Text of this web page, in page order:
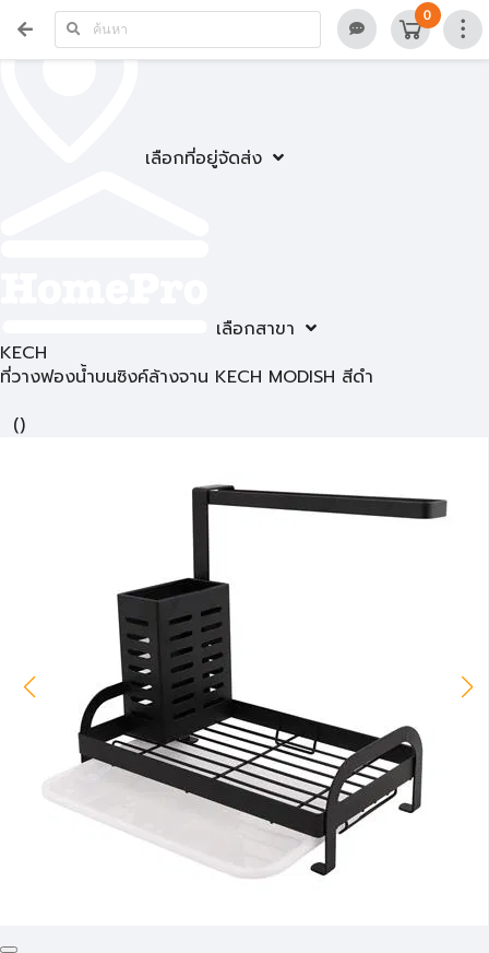
เลือกที่อยู่จัดส่ง
เลือกสาขา
0
KECH
ที่วางฟองน้ำบนซิงค์ล้างจาน KECH MODISH สีดำ
()